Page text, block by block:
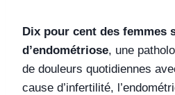
Dix pour cent des femmes
d’endométriose, une
de douleurs quotidiennes
cause d’infertilité,